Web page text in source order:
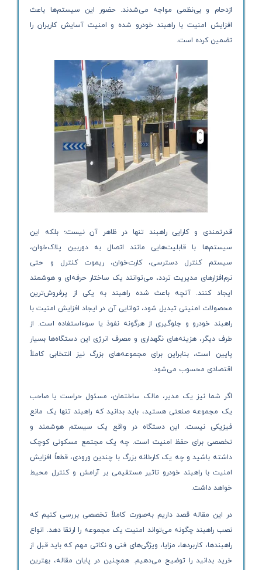
ازدحام و بی‌نظمی مواجه می‌شدند. حضور این سیستم‌ها باعث
افزایش امنیت با راهبند خودرو شده و امنیت آسایش کاربران را
تضمین کرده است.
قدرتمندی و کارایی راهبند تنها در ظاهر آن نیست؛ بلکه این
سیستم‌ها با قابلیت‌هایی مانند اتصال به دوربین پلاک‌خوان،
سیستم کنترل دسترسی، کارت‌خوان، ریموت کنترل و حتی
نرم‌افزارهای مدیریت تردد، می‌توانند یک ساختار حرفه‌ای و هوشمند
ایجاد کنند. آنچه باعث شده راهبند به یکی از پرفروش‌ترین
محصولات امنیتی تبدیل شود، توانایی آن در ایجاد افزایش امنیت با
راهبند خودرو و جلوگیری از هرگونه نفوذ یا سوءاستفاده است. از
طرف دیگر، هزینه‌های نگهداری و مصرف انرژی این دستگاه‌ها بسیار
پایین است، بنابراین برای مجموعه‌های بزرگ نیز انتخابی کاملاً
اقتصادی محسوب می‌شود.
اگر شما نیز یک مدیر، مالک ساختمان، مسئول حراست یا صاحب
یک مجموعه صنعتی هستید، باید بدانید که راهبند تنها یک مانع
فیزیکی نیست. این دستگاه در واقع یک سیستم هوشمند و
تخصصی برای حفظ امنیت است. چه یک مجتمع مسکونی کوچک
داشته باشید و چه یک کارخانه بزرگ با چندین ورودی، قطعاً افزایش
امنیت با راهبند خودرو تاثیر مستقیمی بر آرامش و کنترل محیط
خواهد داشت.
در این مقاله قصد داریم به‌صورت کاملاً تخصصی بررسی کنیم که
نصب راهبند چگونه می‌تواند امنیت یک مجموعه را ارتقا دهد. انواع
راهبندها، کاربردها، مزایا، ویژگی‌های فنی و نکاتی مهم که باید قبل از
خرید بدانید را توضیح می‌دهیم. همچنین در پایان مقاله، بهترین